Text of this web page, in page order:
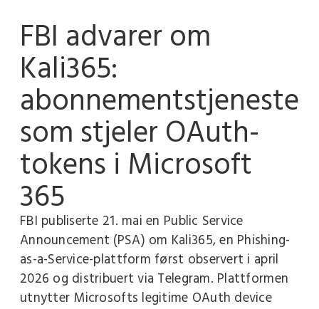
FBI advarer om
Kali365:
abonnementstjeneste
som stjeler OAuth-
tokens i Microsoft
365
FBI publiserte 21. mai en Public Service
Announcement (PSA) om Kali365, en Phishing-
as-a-Service-plattform først observert i april
2026 og distribuert via Telegram. Plattformen
utnytter Microsofts legitime OAuth device